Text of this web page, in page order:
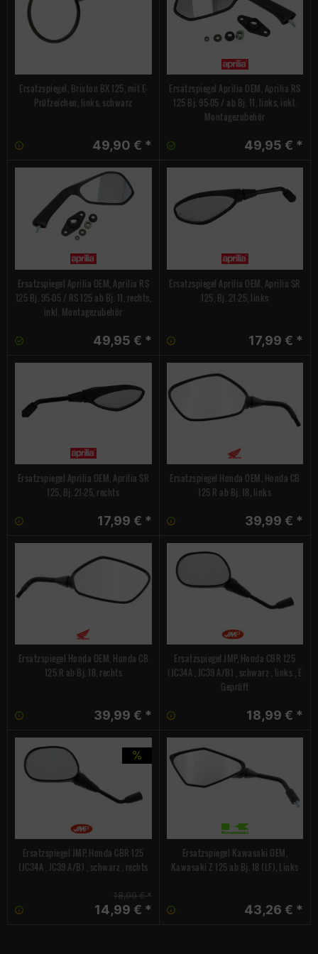
Ersatzspiegel, Brixton BX 125, mit E-
Prüfzeichen, links, schwarz
49,90 € *
Ersatzspiegel Aprilia OEM, Aprilia RS
125 Bj. 95-05 / ab Bj. 11, links, inkl.
Montagezubehör
49,95 € *
Ersatzspiegel Aprilia OEM, Aprilia RS
125 Bj. 95-05 / RS 125 ab Bj. 11, rechts,
inkl. Montagezubehör
49,95 € *
Ersatzspiegel Aprilia OEM, Aprilia SR
125, Bj. 21-25, links
17,99 € *
Ersatzspiegel Aprilia OEM, Aprilia SR
125, Bj. 21-25, rechts
17,99 € *
Ersatzspiegel Honda OEM, Honda CB
125 R ab Bj. 18, links
39,99 € *
Ersatzspiegel Honda OEM, Honda CB
125 R ab Bj. 18, rechts
39,99 € *
Ersatzspiegel JMP, Honda CBR 125
(JC34A , JC39 A/B) , schwarz , links , E
Geprüft
18,99 € *
Ersatzspiegel JMP, Honda CBR 125
(JC34A , JC39 A/B) , schwarz , rechts
18,99 € *
14,99 € *
Ersatzspiegel Kawasaki OEM,
Kawasaki Z 125 ab Bj. 18 (LF), Links
43,26 € *